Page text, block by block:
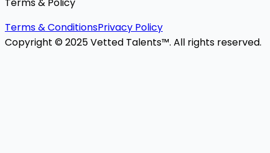
Terms & Policy
Terms & ConditionsPrivacy Policy
Copyright © 2025 Vetted Talents™. All rights reserved.